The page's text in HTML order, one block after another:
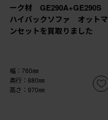
ーク材 GE290A+GE290S
ハイバックソファ オットマ
ンセットを買取りました
幅：760㎜
奥行：880㎜
高さ：970㎜